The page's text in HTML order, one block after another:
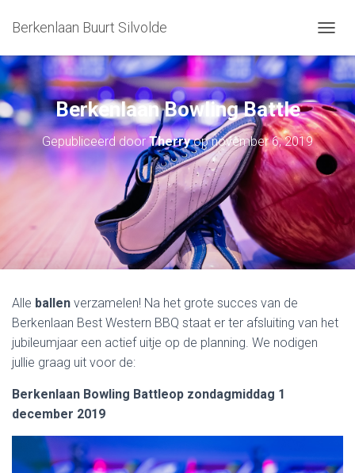
Berkenlaan Buurt Silvolde
O
G
G
E
N
A
V
I
G
T
I
E
Berkenlaan Bowling Battle
Gepubliceerd doorTherryopnovember 6, 2019
Alle ballen verzamelen! Na het grote succes van de
Berkenlaan Best Western BBQ staat er ter afsluiting van het
jubileumjaar een actief uitje op de planning. We nodigen
jullie graag uit voor de:
Berkenlaan Bowling Battleop zondagmiddag 1
december 2019